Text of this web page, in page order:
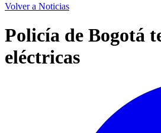
Volver a Noticias
Policía de Bogotá
eléctricas